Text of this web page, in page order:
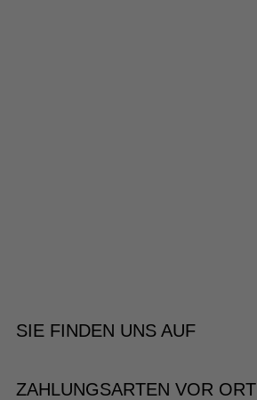
SIE FINDEN UNS AUF
ZAHLUNGSARTEN VOR ORT